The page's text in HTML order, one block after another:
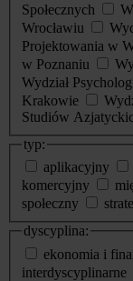
Społecznych
Wrocławiu
Projektowania w
w Poznaniu
Wydział
Krakowie
Studiów
typ:
aplikacyjny
komercyjny
społeczny
dyscyplina:
ekonomia i
interdyscyplinarne